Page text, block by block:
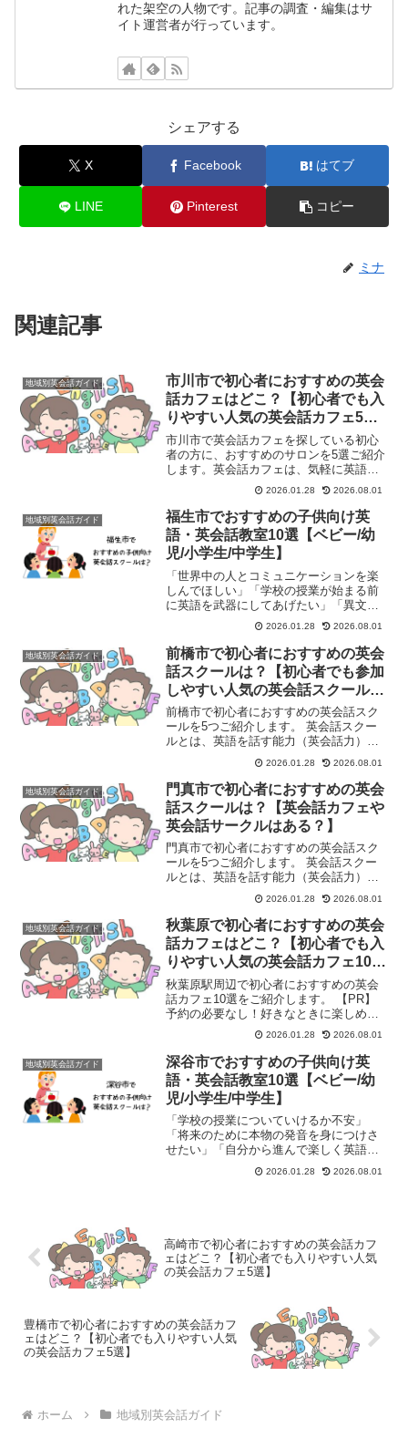
れた架空の人物です。記事の調査・編集はサ
イト運営者が行っています。
シェアする
X Facebook はてブ
LINE Pinterest コピー
ミナ
関連記事
地域別英会話ガイド
市川市で初心者におすすめの英会
話カフェはどこ？【初心者でも入
りやすい人気の英会話カフェ5
選】
市川市で英会話カフェを探している初心
者の方に、おすすめのサロンを5選ご紹介
します。英会話カフェは、気軽に英語に
触れたい、実践の場を増やしたいという
初心者の方にぴったりの場所です。市川
市で初心者におすすめの英会話カフェ5選
店名: 英会話＆留学...
2026.01.28 2026.08.01
地域別英会話ガイド
福生市でおすすめの子供向け英
語・英会話教室10選【ベビー/幼
児/小学生/中学生】
「世界中の人とコミュニケーションを楽
しんでほしい」「学校の授業が始まる前
に英語を武器にしてあげたい」「異文化
が身近な環境を活かして、生きた英語を
身につけてほしい」そんな保護者様の願
いを、実践的なカリキュラムで叶えるの
が福生市の子供向け英語・...
2026.01.28 2026.08.01
地域別英会話ガイド
前橋市で初心者におすすめの英会
話スクールは？【初心者でも参加
しやすい人気の英会話スクール5
選】
前橋市で初心者におすすめの英会話スク
ールを5つご紹介します。 英会話スクー
ルとは、英語を話す能力（英会話力）を
習得することを目的とした学習塾や教育
機関のことです。主に、英語でのコミュ
ニケーション能力を高めたいと考える
人々（学生、社会人、シニ...
2026.01.28 2026.08.01
地域別英会話ガイド
門真市で初心者におすすめの英会
話スクールは？【英会話カフェや
英会話サークルはある？】
門真市で初心者におすすめの英会話スク
ールを5つご紹介します。 英会話スクー
ルとは、英語を話す能力（英会話力）を
習得することを目的とした学習塾や教育
機関のことです。主に、英語でのコミュ
ニケーション能力を高めたいと考える
人々（学生、社会人、シニ...
2026.01.28 2026.08.01
地域別英会話ガイド
秋葉原で初心者におすすめの英会
話カフェはどこ？【初心者でも入
りやすい人気の英会話カフェ10
選】
秋葉原駅周辺で初心者におすすめの英会
話カフェ10選をご紹介します。 【PR】
予約の必要なし！好きなときに楽しめる
英会話カフェでネイティブとのスピーキ
ングが楽しめる！＼＼話題の英会話カフ
ェLanCul／／ 秋葉原駅周辺で初心者にお
すすめの英会...
2026.01.28 2026.08.01
地域別英会話ガイド
深谷市でおすすめの子供向け英
語・英会話教室10選【ベビー/幼
児/小学生/中学生】
「学校の授業についていけるか不安」
「将来のために本物の発音を身につけさ
せたい」「自分から進んで楽しく英語を
話してほしい」そんな親御様の願いを叶
え、お子様の無限の可能性を広げるのが
2026.01.28 2026.08.01
高崎市で初心者におすすめの英会話カフ
ェはどこ？【初心者でも入りやすい人気
の英会話カフェ5選】
豊橋市で初心者におすすめの英会話カフ
ェはどこ？【初心者でも入りやすい人気
の英会話カフェ5選】
ホーム 地域別英会話ガイド